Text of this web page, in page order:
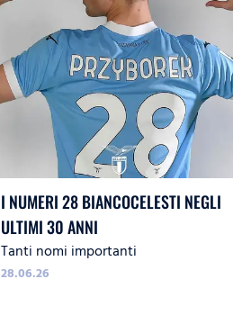
I NUMERI 28 BIANCOCELESTI NEGLI
ULTIMI 30 ANNI
Tanti nomi importanti
28.06.26